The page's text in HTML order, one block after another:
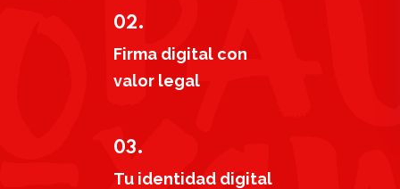
02.
Firma digital con
valor legal
03.
Tu identidad digital